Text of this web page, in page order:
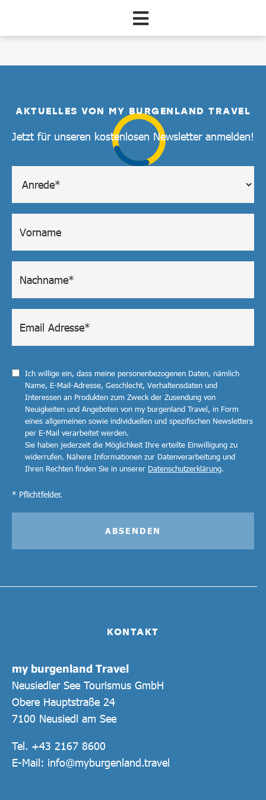
KONTAKT
my burgenland Travel
Neusiedler See Tourismus GmbH
Obere Hauptstraße 24
7100 Neusiedl am See
Tel. +43 2167 8600
E-Mail: info@myburgenland.travel
AKTUELLES VON MY BURGENLAND TRAVEL
Jetzt für unseren kostenlosen Newsletter anmelden!
Ich willige ein, dass meine personenbezogenen Daten, nämlich
Name, E-Mail-Adresse, Geschlecht, Verhaltensdaten und
Interessen an Produkten zum Zweck der Zusendung von
Neuigkeiten und Angeboten von my burgenland Travel, in Form
eines allgemeinen sowie individuellen und spezifischen Newsletters
per E-Mail verarbeitet werden.
Sie haben jederzeit die Möglichkeit Ihre erteilte Einwilligung zu
widerrufen. Nähere Informationen zur Datenverarbeitung und
Ihren Rechten finden Sie in unserer Datenschutzerklärung.
* Pflichtfelder.
ABSENDEN